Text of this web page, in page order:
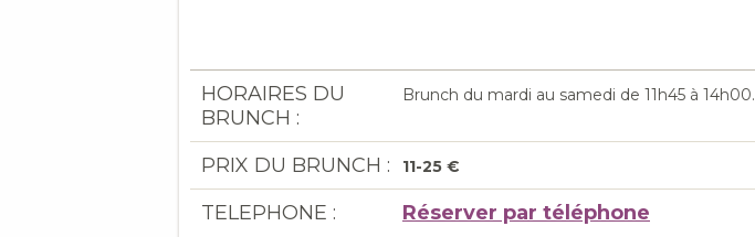
HORAIRES DU
BRUNCH :
Brunch du mardi au samedi de 11h45 à 14h00.
PRIX DU BRUNCH : 11-25 €
TELEPHONE : Réserver par téléphone